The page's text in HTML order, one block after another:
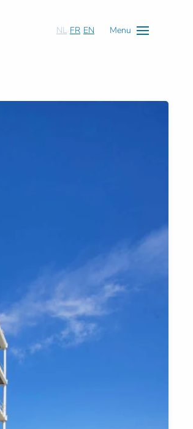
NL FR EN Menu